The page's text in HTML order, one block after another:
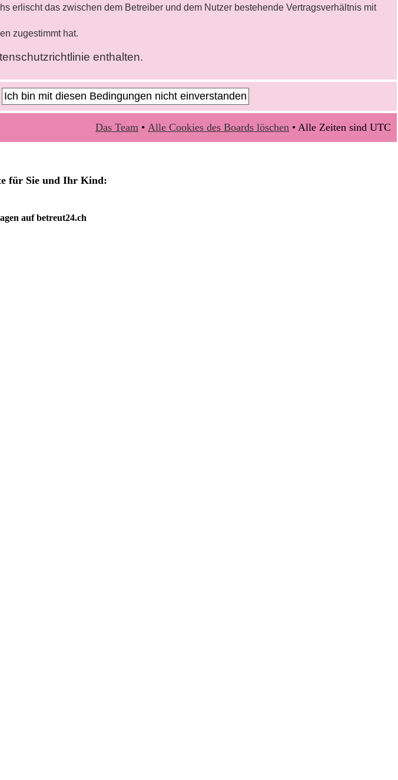
erlischt das zwischen dem Betreiber und dem Nutzer bestehende Vertragsverhältnis mit
zugestimmt hat.
enthalten.
Das Team • Alle Cookies des Boards löschen • Alle Zeiten sind UTC
für Sie und Ihr Kind:
aufbetreut24.ch